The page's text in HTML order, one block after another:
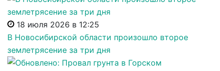
18 июля 2026 в 12:25
В Новосибирской области произошло второе
землетрясение за три дня